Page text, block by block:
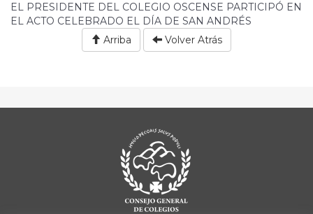
EL PRESIDENTE DEL COLEGIO OSCENSE PARTICIPÓ EN
EL ACTO CELEBRADO EL DÍA DE SAN ANDRÉS
Arriba
Volver Atrás